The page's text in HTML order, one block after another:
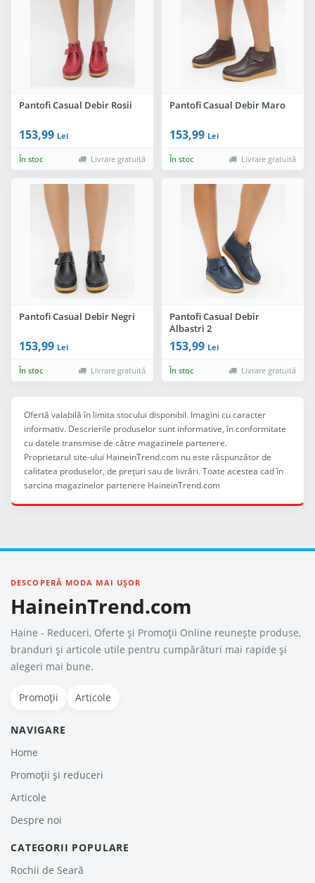
Pantofi Casual Debir Rosii
153,99 Lei
În stoc Livrare gratuită
Pantofi Casual Debir Maro
153,99 Lei
În stoc Livrare gratuită
Pantofi Casual Debir Negri
153,99 Lei
În stoc Livrare gratuită
Pantofi Casual Debir
Albastri 2
153,99 Lei
În stoc Livrare gratuită
Ofertă valabilă în limita stocului disponibil. Imagini cu caracter
informativ. Descrierile produselor sunt informative, în conformitate
cu datele transmise de către magazinele partenere.
Proprietarul site-ului HaineinTrend.com nu este răspunzător de
calitatea produselor, de preţuri sau de livrări. Toate acestea cad în
sarcina magazinelor partenere HaineinTrend.com
DESCOPERĂ MODA MAI UȘOR
HaineinTrend.com
Haine - Reduceri, Oferte şi Promoţii Online reunește produse,
branduri și articole utile pentru cumpărături mai rapide și
alegeri mai bune.
Promoții Articole
NAVIGARE
Home
Promoții și reduceri
Articole
Despre noi
CATEGORII POPULARE
Rochii de Seară